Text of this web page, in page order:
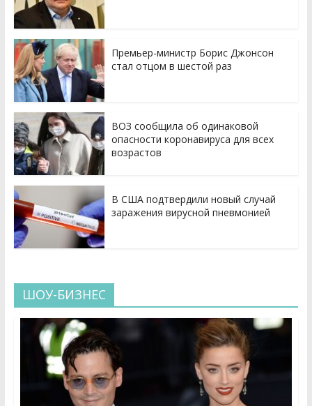
Премьер-министр Борис Джонсон
стал отцом в шестой раз
ВОЗ сообщила об одинаковой
опасности коронавируса для всех
возрастов
В США подтвердили новый случай
заражения вирусной пневмонией
ШОУ-БИЗНЕС